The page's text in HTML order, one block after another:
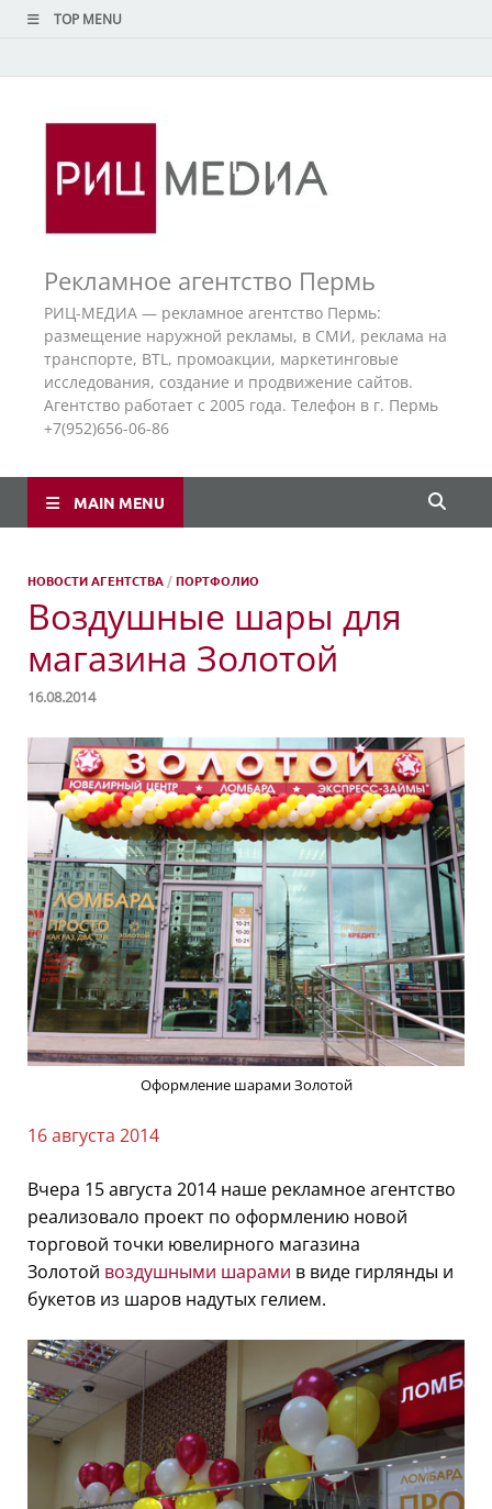
TOP MENU
Рекламное агентство Пермь
РИЦ-МЕДИА — рекламное агентство Пермь:
размещение наружной рекламы, в СМИ, реклама на
транспорте, BTL, промоакции, маркетинговые
исследования, создание и продвижение сайтов.
Агентство работает с 2005 года. Телефон в г. Пермь
+7(952)656-06-86
MAIN MENU
НОВОСТИ АГЕНТСТВА /ПОРТФОЛИО
Воздушные шары для
магазина Золотой
16.08.2014
Оформление шарами Золотой
16 августа 2014
Вчера 15 августа 2014 наше рекламное агентство
реализовало проект по оформлению новой
торговой точки ювелирного магазина
Золотой воздушными шарами в виде гирлянды и
букетов из шаров надутых гелием.